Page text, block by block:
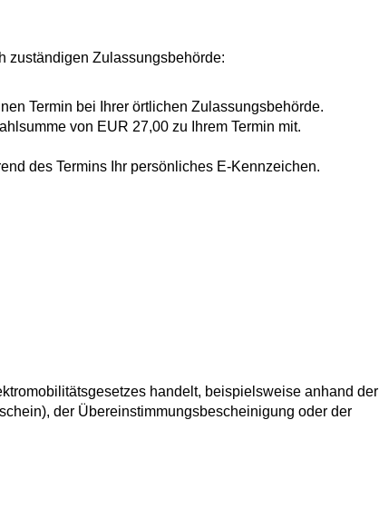
zuständigen Zulassungsbehörde:
Termin bei Ihrer örtlichen Zulassungsbehörde.
von EUR 27,00 zu Ihrem Termin mit.
des Termins Ihr persönliches E-Kennzeichen.
handelt, beispielsweise anhand der
der Übereinstimmungsbescheinigung oder der